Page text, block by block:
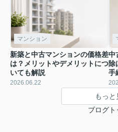
マンション
新築と中古マンションの価格差
は？メリットやデメリットにつ
いても解説
2026.06.22
中
除
手
もっと
ブログト